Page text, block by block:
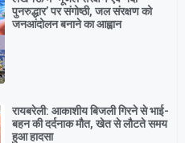
पुनरुद्धार’ पर संगोष्ठी, जल संरक्षण को
जनआंदोलन बनाने का आह्वान
रायबरेली: आकाशीय बिजली गिरने से भाई-
बहन की दर्दनाक मौत, खेत से लौटते समय
हुआ हादसा